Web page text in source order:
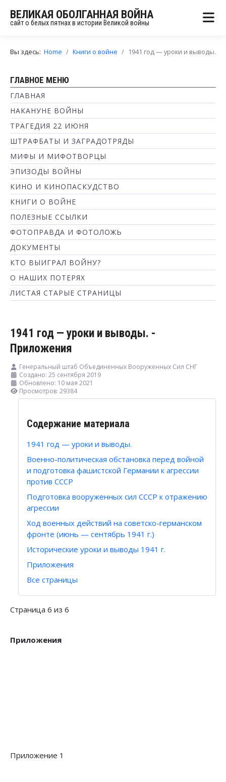
ВЕЛИКАЯ ОБОЛГАННАЯ ВОЙНА
сайт о белых пятнах в истории Великой войны
Вы здесь: Home Книги о войне 1941 год — уроки и выводы.
ГЛАВНОЕ МЕНЮ
ГЛАВНАЯ
НАКАНУНЕ ВОЙНЫ
ТРАГЕДИЯ 22 ИЮНЯ
ШТРАФБАТЫ И ЗАГРАДОТРЯДЫ
МИФЫ И МИФОТВОРЦЫ
ЭПИЗОДЫ ВОЙНЫ
КИНО И КИНОПАСКУДСТВО
КНИГИ О ВОЙНЕ
ПОЛЕЗНЫЕ ССЫЛКИ
ФОТОПРАВДА И ФОТОЛОЖЬ
ДОКУМЕНТЫ
КТО ВЫИГРАЛ ВОЙНУ?
О НАШИХ ПОТЕРЯХ
ЛИСТАЯ СТАРЫЕ СТРАНИЦЫ
1941 год — уроки и выводы. -
Приложения
Генеральный штаб Объединенных Вооруженных Сил СНГ
Создано: 25 сентября 2019
Обновлено: 10 мая 2021
Просмотров: 29384
Содержание материала
1941 год — уроки и выводы.
Военно-политическая обстановка перед войной
и подготовка фашистской Германии к агрессии
против СССР
Подготовка вооруженных сил СССР к отражению
агрессии
Ход военных действий на советско-германском
фронте (июнь — сентябрь 1941 г.)
Исторические уроки и выводы 1941 г.
Приложения
Все страницы
Страница 6 из 6
Приложения
Приложение 1